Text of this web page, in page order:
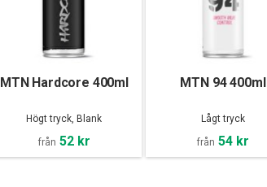
MTN Hardcore 400ml
Högt tryck, Blank
från 52 kr
MTN 94 400ml
Lågt tryck
från 54 kr